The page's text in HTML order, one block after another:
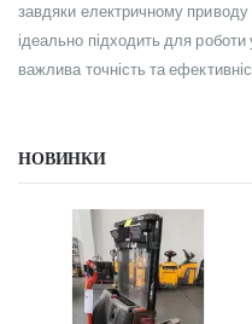
завдяки електричному приводу
ідеально підходить для
важлива точність та
НОВИНКИ